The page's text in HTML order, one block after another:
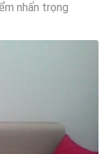
nhấn trọng